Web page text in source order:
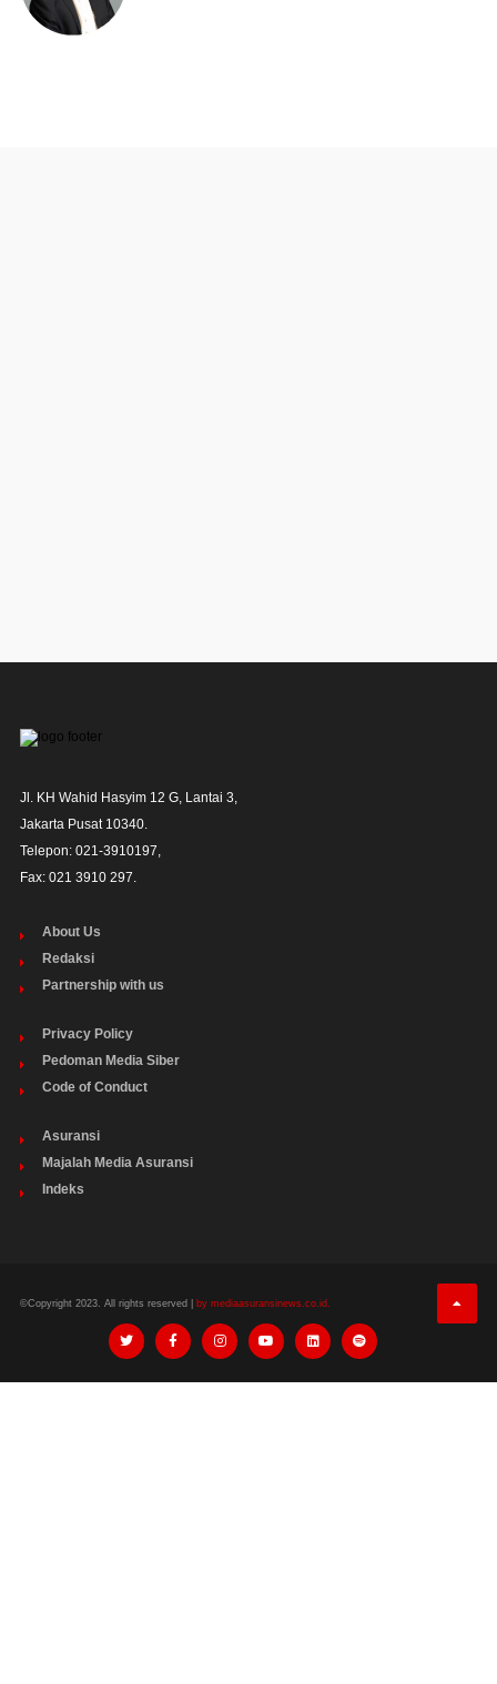
Jl. KH Wahid Hasyim 12 G, Lantai 3,
Jakarta Pusat 10340.
Telepon: 021-3910197,
Fax: 021 3910 297.
About Us
Redaksi
Partnership with us
Privacy Policy
Pedoman Media Siber
Code of Conduct
Asuransi
Majalah Media Asuransi
Indeks
©Copyright 2023. All rights reserved | by mediaasuransinews.co.id.